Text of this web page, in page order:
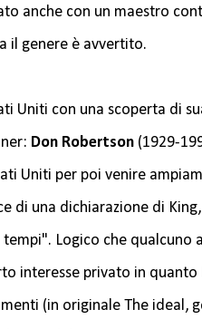
anche con un maestro
il genere è avvertito.
Uniti con una scoperta di
Don Robertson (1929-
Uniti per poi venire
di una dichiarazione di
Logico che qualcuno
interesse privato in quanto
(in originale The ideal,